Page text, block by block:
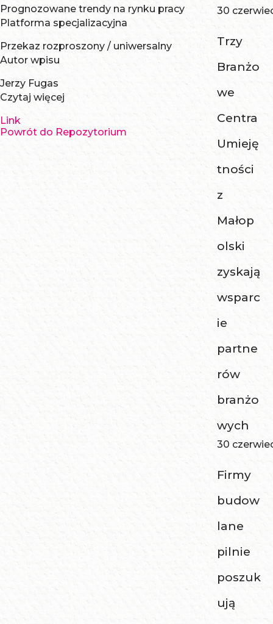
Prognozowane trendy na rynku pracy
Platforma specjalizacyjna
Przekaz rozproszony / uniwersalny
Autor wpisu
Jerzy Fugas
Czytaj więcej
Link
Powrót do Repozytorium
30
Trzy
Branżo
we
Centra
Umieję
tności
z
Małop
olski
zyskają
wsparc
ie
partne
rów
branżo
wych
30
Firmy
budow
lane
pilnie
poszuk
ują